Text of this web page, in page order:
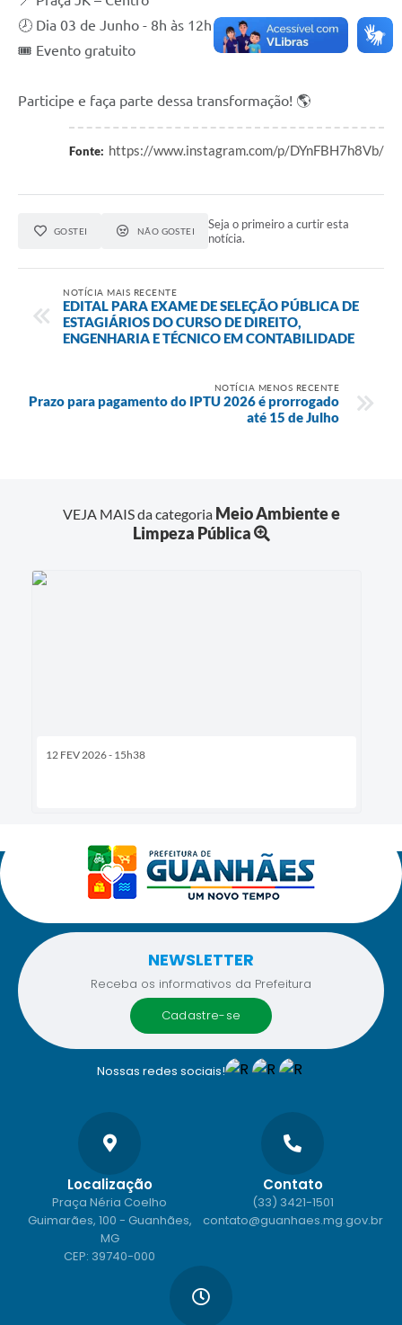
🕗 Dia 03 de Junho - 8h às 12h
🎟️ Evento gratuito
Participe e faça parte dessa transformação! 🌎
Fonte: https://www.instagram.com/p/DYnFBH7h8Vb/
GOSTEI NÃO GOSTEI
Seja o primeiro a curtir esta
notícia.
NOTÍCIA MAIS RECENTE
EDITAL PARA EXAME DE SELEÇÃO PÚBLICA DE
ESTAGIÁRIOS DO CURSO DE DIREITO,
ENGENHARIA E TÉCNICO EM CONTABILIDADE
NOTÍCIA MENOS RECENTE
Prazo para pagamento do IPTU 2026 é prorrogado
até 15 de Julho
VEJA MAIS da categoria Meio Ambiente e
Limpeza Pública
12 FEV 2026 - 15h38
Nossas redes sociais!
NEWSLETTER
Receba os informativos da Prefeitura
cadastre-se
Localização
Praça Néria Coelho
Guimarães, 100 - Guanhães,
MG
CEP: 39740-000
Contato
(33) 3421-1501
contato@guanhaes.mg.gov.br